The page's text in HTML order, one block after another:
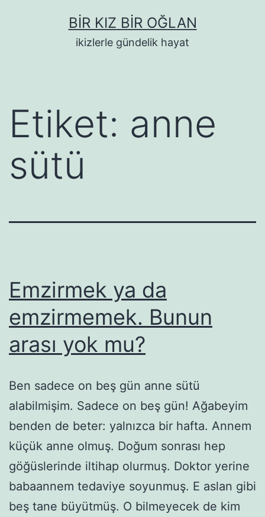
BIR KIZ BIR OĞLAN
ikizlerle gündelik hayat
Etiket: anne
sütü
Emzirmek ya da
emzirmemek. Bunun
arası yok mu?
Ben sadece on beş gün anne sütü
alabilmişim. Sadece on beş gün! Ağabeyim
benden de beter: yalnızca bir hafta. Annem
küçük anne olmuş. Doğum sonrası hep
göğüslerinde iltihap olurmuş. Doktor yerine
babaannem tedaviye soyunmuş. E aslan gibi
beş tane büyütmüş. O bilmeyecek de kim